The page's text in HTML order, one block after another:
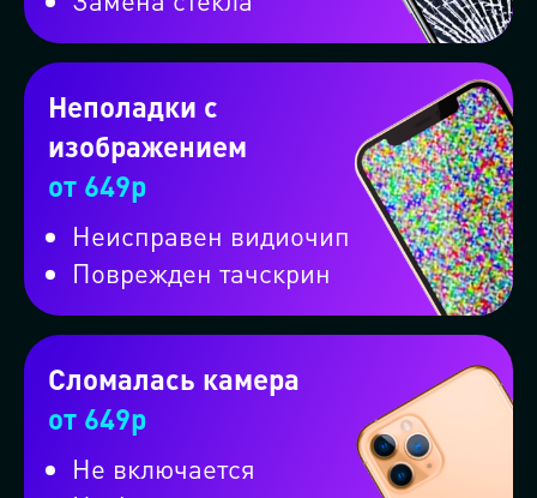
Неполадки с
изображением
от 649р
Неисправен видиочип
Поврежден тачскрин
Сломалась камера
от 649р
Не включается